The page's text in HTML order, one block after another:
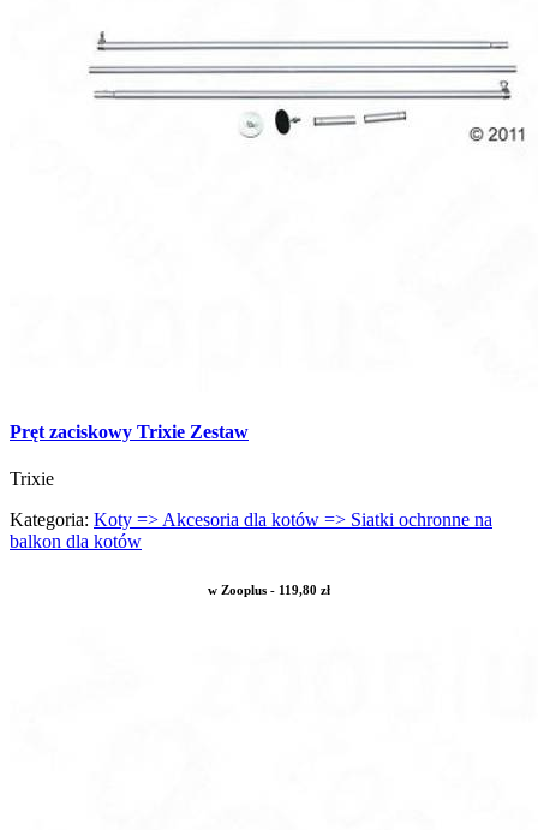
Pręt zaciskowy Trixie Zestaw
Trixie
Kategoria: Koty => Akcesoria dla kotów => Siatki ochronne na
balkon dla kotów
w Zooplus - 119,80 zł